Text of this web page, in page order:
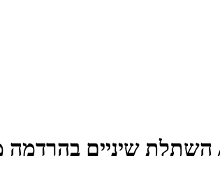
/ השתלת שיניים